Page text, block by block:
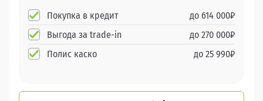
Покупка в кредит
до 614 000₽
Выгода за trade-in
до 270 000₽
Полис каско
до 25 990₽